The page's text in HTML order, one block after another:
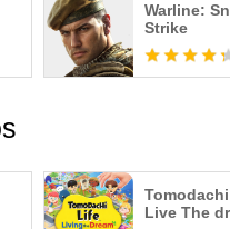
Warline:
Strike
Tomodachi
Live The